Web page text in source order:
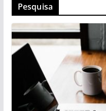
Pesquisa